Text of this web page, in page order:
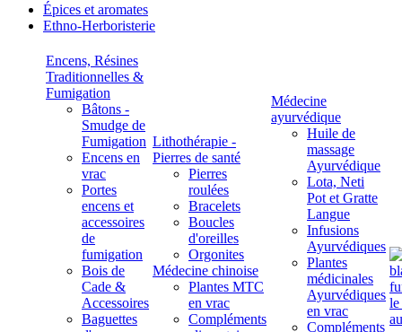
Épices et aromates
Ethno-Herboristerie
Encens, Résines
Traditionnelles &
Fumigation
Bâtons -
Smudge de
Fumigation
Encens en
vrac
Portes
encens et
accessoires
de
fumigation
Bois de
Cade &
Accessoires
Baguettes
Lithothérapie -
Pierres de santé
Pierres
roulées
Bracelets
Boucles
d'oreilles
Orgonites
Médecine chinoise
Plantes MTC
en vrac
Compléments
Médecine
ayurvédique
Huile de
massage
Ayurvédique
Lota, Neti
Pot et Gratte
Langue
Infusions
Ayurvédiques
Plantes
médicinales
Ayurvédiques
en vrac
Compléments